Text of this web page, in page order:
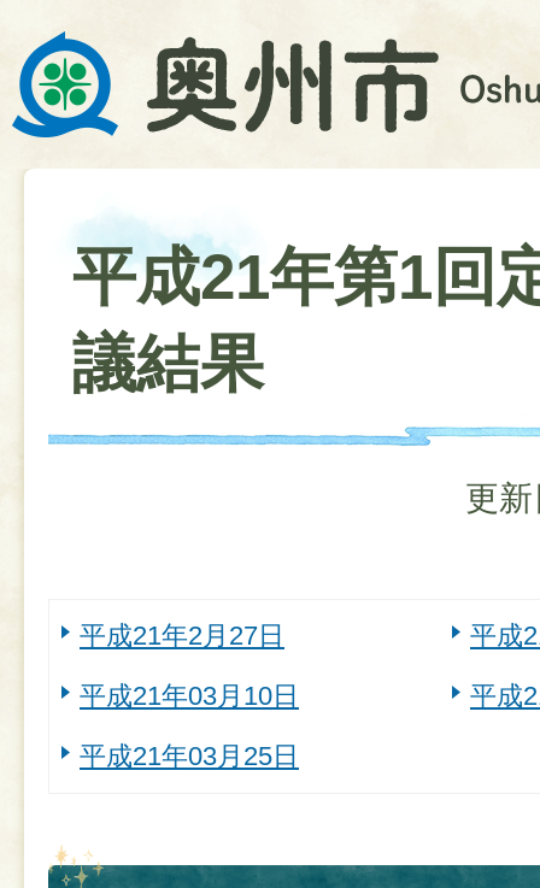
平成21年第1回
議結果
更
平成21年2月27日
平成
平成21年03月10日
平成
平成21年03月25日